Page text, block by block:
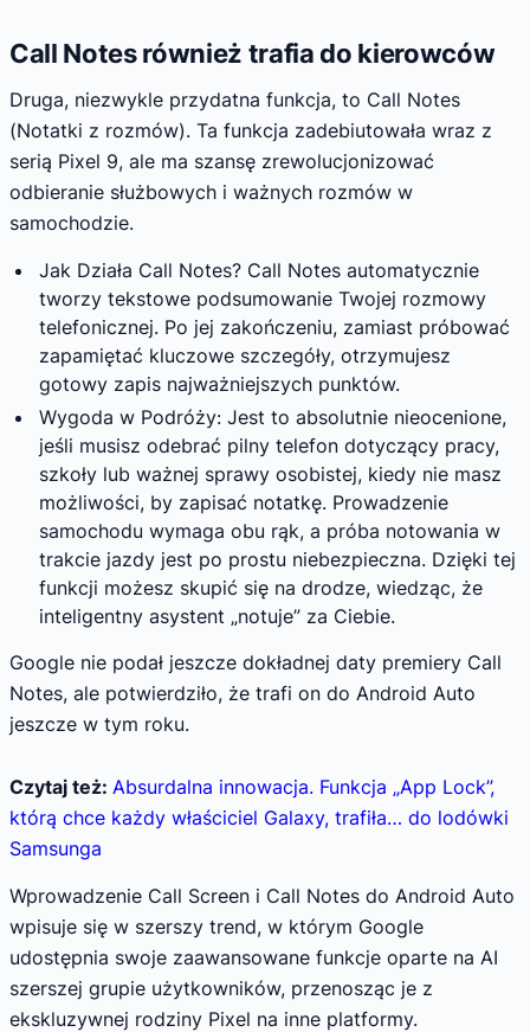
Call Notes również trafia do kierowców
Druga, niezwykle przydatna funkcja, to Call Notes
(Notatki z rozmów). Ta funkcja zadebiutowała wraz z
serią Pixel 9, ale ma szansę zrewolucjonizować
odbieranie służbowych i ważnych rozmów w
samochodzie.
Jak Działa Call Notes? Call Notes automatycznie
tworzy tekstowe podsumowanie Twojej rozmowy
telefonicznej. Po jej zakończeniu, zamiast próbować
zapamiętać kluczowe szczegóły, otrzymujesz
gotowy zapis najważniejszych punktów.
Wygoda w Podróży: Jest to absolutnie nieocenione,
jeśli musisz odebrać pilny telefon dotyczący pracy,
szkoły lub ważnej sprawy osobistej, kiedy nie masz
możliwości, by zapisać notatkę. Prowadzenie
samochodu wymaga obu rąk, a próba notowania w
trakcie jazdy jest po prostu niebezpieczna. Dzięki tej
funkcji możesz skupić się na drodze, wiedząc, że
inteligentny asystent „notuje” za Ciebie.
Google nie podał jeszcze dokładnej daty premiery Call
Notes, ale potwierdziło, że trafi on do Android Auto
jeszcze w tym roku.
Czytaj też: Absurdalna innowacja. Funkcja „App Lock”,
którą chce każdy właściciel Galaxy, trafiła… do lodówki
Samsunga
Wprowadzenie Call Screen i Call Notes do Android Auto
wpisuje się w szerszy trend, w którym Google
udostępnia swoje zaawansowane funkcje oparte na AI
szerszej grupie użytkowników, przenosząc je z
ekskluzywnej rodziny Pixel na inne platformy.